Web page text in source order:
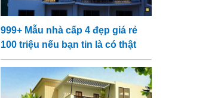
999+ Mẫu nhà cấp 4 đẹp giá rẻ
100 triệu nếu bạn tin là có thật